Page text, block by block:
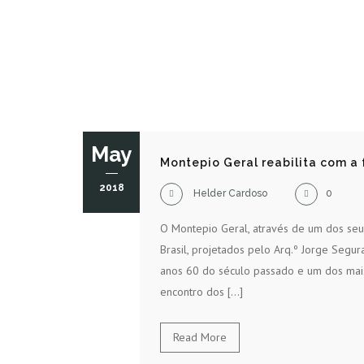
May
2018
Montepio Geral reabilita com a
Helder Cardoso 0
O Montepio Geral, através de um dos
Brasil, projetados pelo Arq.º Jorge
anos 60 do século passado e um dos
encontro dos […]
Read More